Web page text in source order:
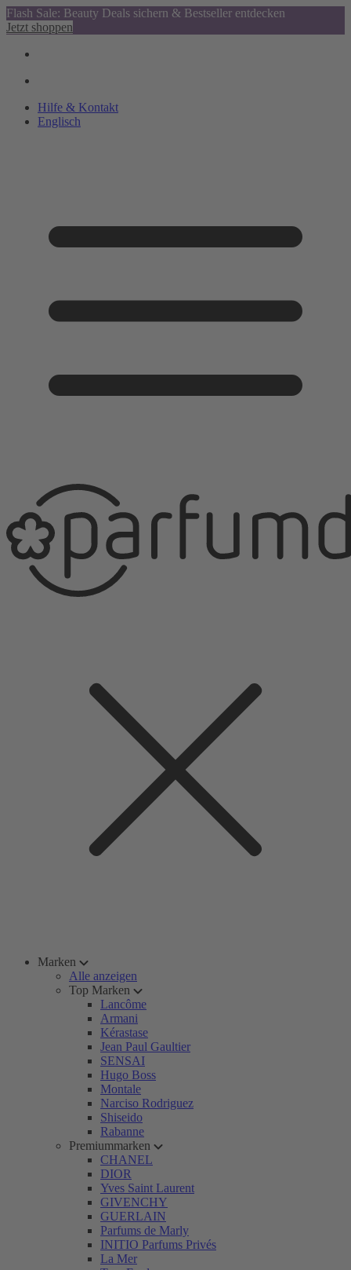
Flash Sale: Beauty Deals sichern & Bestseller entdecken
Jetzt shoppen
Hilfe & Kontakt
Englisch
Marken
Alle anzeigen
Top Marken
Lancôme
Armani
Kérastase
Jean Paul Gaultier
SENSAI
Hugo Boss
Montale
Narciso Rodriguez
Shiseido
Rabanne
Premiummarken
CHANEL
DIOR
Yves Saint Laurent
GIVENCHY
GUERLAIN
Parfums de Marly
INITIO Parfums Privés
La Mer